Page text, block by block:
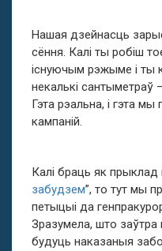
Нашая дзейнасць
сёння. Калі ты робіш
існуючым рэжыме і ты
некалькі сантыметраў
Гэта рэальна, і гэта мы
кампаній.
Калі браць як прыклад
забудзем”, то тут мы
петыцыі да
Зразумела, што
будуць наказаныя